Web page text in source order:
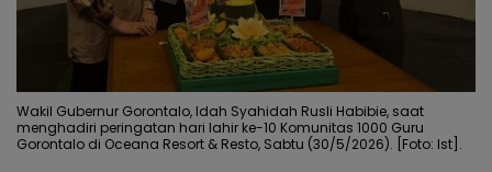
Wakil Gubernur Gorontalo, Idah Syahidah Rusli Habibie, saat
menghadiri peringatan hari lahir ke-10 Komunitas 1000 Guru
Gorontalo di Oceana Resort & Resto, Sabtu (30/5/2026). [Foto: Ist].